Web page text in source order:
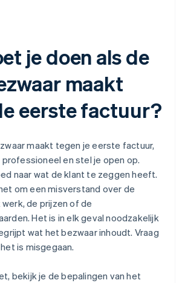
je doen als de
maakt
eerste factuur?
maakt tegen je eerste factuur,
professioneel en stel je open op.
naar wat de klant te zeggen heeft.
om een misverstand over de
de prijzen of de
Het is in elk geval noodzakelijk
wat het bezwaar inhoudt. Vraag
is misgegaan.
bekijk je de bepalingen van het